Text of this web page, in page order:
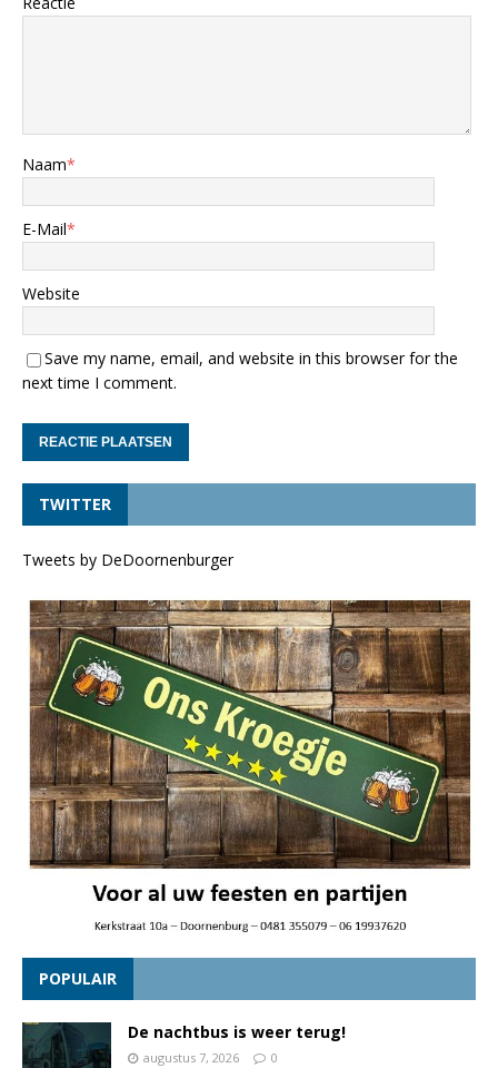
Naam*
E-Mail*
Website
Save my name, email, and website in this browser for the
next time I comment.
TWITTER
Tweets by DeDoornenburger
POPULAIR
De nachtbus is weer terug!
augustus 7, 2026 0